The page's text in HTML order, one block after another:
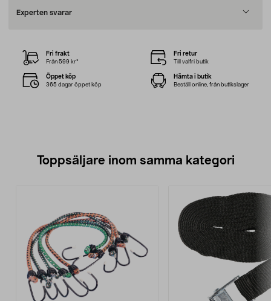
Experten svarar
Fri frakt
Från 599 kr*
Fri retur
Till valfri butik
Öppet köp
365 dagar öppet köp
Hämta i butik
Beställ online, från butikslager
Toppsäljare inom samma kategori